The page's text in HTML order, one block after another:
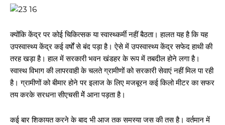
क्योंकि केंद्र पर कोई चिकित्सक या स्वास्थ्कर्मी नहीं बैठता। हालत यह है कि यह
उपस्वास्थ्य केंद्र कई वर्षों से बंद पड़ा है। ऐसे में उपस्वास्थ्य केंद्र सफेद हाथी की
तरह खड़ा है। हाल में सरकारी भवन खंडहर के रूप में तबदील होने लगा है।
स्वास्थ विभाग की लापरवाही के चलते ग्रामीणों को सरकारी सेवाएं नहीं मिल पा रही
है। ग्रामीणों को बीमार होने पर इलाज के लिए मजबूरन कई किलो मीटर का सफर
तय करके सरधना सीएचसी मेें आना पड़ता है।
कई बार शिकायत करने के बाद भी आज तक समस्या जस की तस है। वर्तमान में